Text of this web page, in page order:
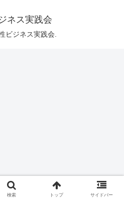
ネス実践会
ビジネス実践会.
検索 トップ サイドバー